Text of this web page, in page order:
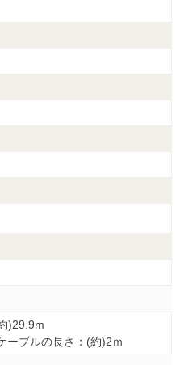
)29.9m
ーブルの長さ：(約)2ｍ